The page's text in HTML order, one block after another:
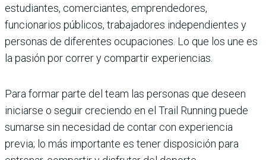
estudiantes, comerciantes, emprendedores,
funcionarios públicos, trabajadores independientes y
personas de diferentes ocupaciones. Lo que los une es
la pasión por correr y compartir experiencias.
Para formar parte del team las personas que deseen
iniciarse o seguir creciendo en el Trail Running puede
sumarse sin necesidad de contar con experiencia
previa; lo más importante es tener disposición para